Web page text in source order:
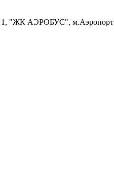
1, "ЖК АЭРОБУС", м.Аэропорт